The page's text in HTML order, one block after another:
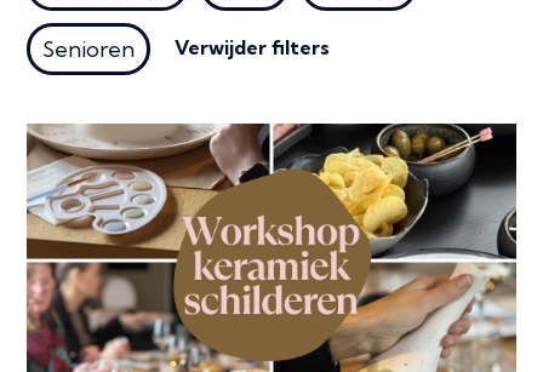
Senioren Verwijder filters